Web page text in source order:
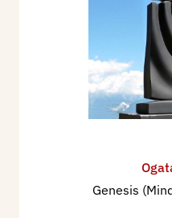
Genesis